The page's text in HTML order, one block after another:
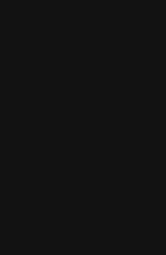
qualidade, a
serviço